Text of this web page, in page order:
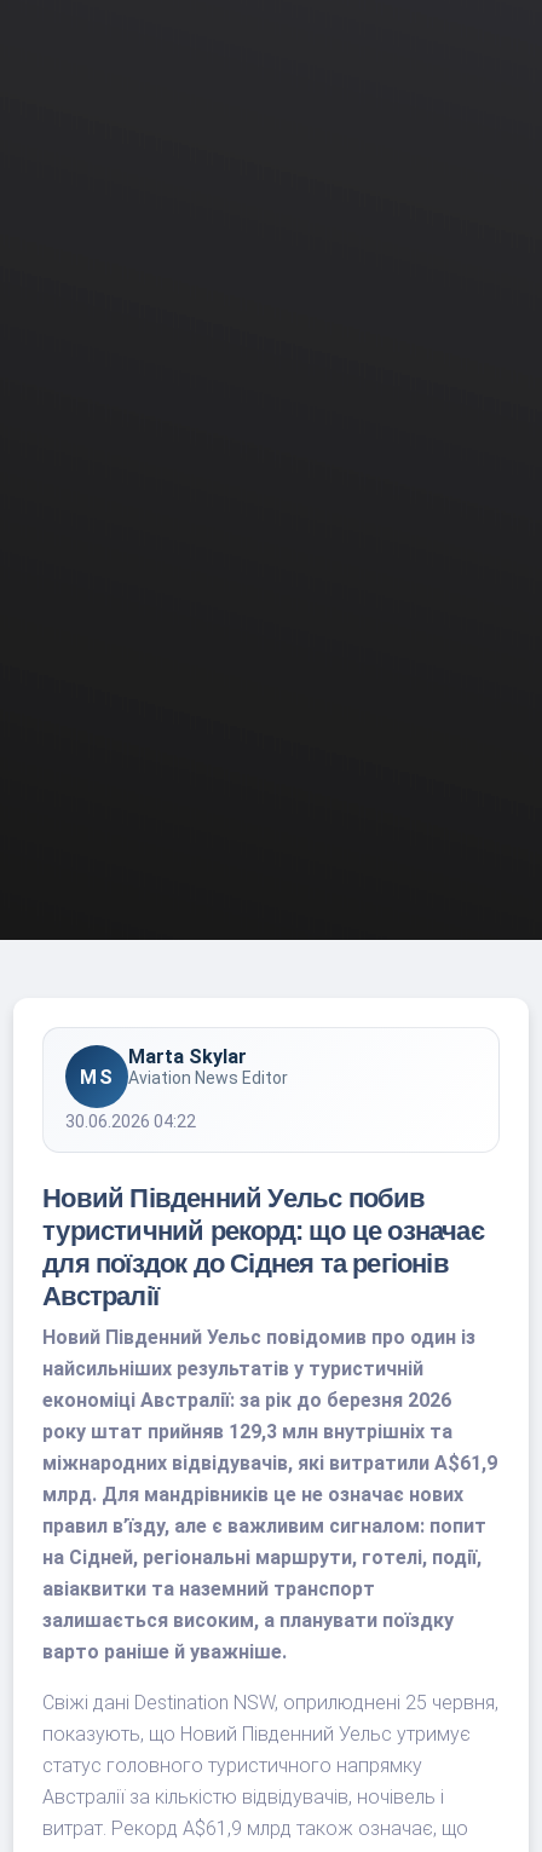
MS
Marta Skylar
Aviation News Editor
30.06.2026 04:22
Новий Південний Уельс побив
туристичний рекорд: що це означає
для поїздок до Сіднея та регіонів
Австралії
Новий Південний Уельс повідомив про один із
найсильніших результатів у туристичній
економіці Австралії: за рік до березня 2026
року штат прийняв 129,3 млн внутрішніх та
міжнародних відвідувачів, які витратили A$61,9
млрд. Для мандрівників це не означає нових
правил в’їзду, але є важливим сигналом: попит
на Сідней, регіональні маршрути, готелі, події,
авіаквитки та наземний транспорт
залишається високим, а планувати поїздку
варто раніше й уважніше.
Свіжі дані Destination NSW, оприлюднені 25 червня,
показують, що Новий Південний Уельс утримує
статус головного туристичного напрямку
Австралії за кількістю відвідувачів, ночівель і
витрат. Рекорд A$61,9 млрд також означає, що